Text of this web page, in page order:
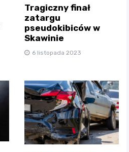
Tragiczny finał
zatargu
pseudokibiców w
Skawinie
6 listopada 2023